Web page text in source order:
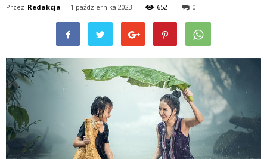
Przez Redakcja - 1 października 2023 652 0